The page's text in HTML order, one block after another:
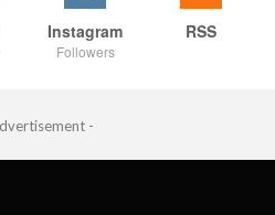
Instagram
Followers
RSS